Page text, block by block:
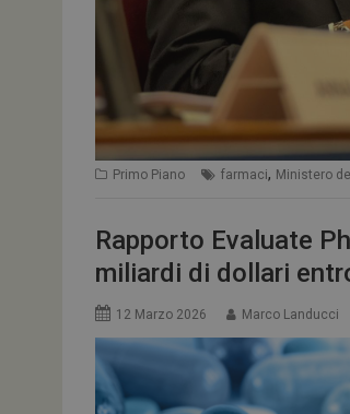
Primo Piano farmaci, Ministero
Rapporto Evaluate
miliardi di dollari
12 Marzo 2026 Marco Landucci